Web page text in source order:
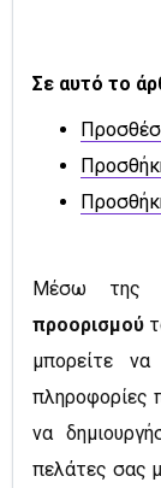
Σε αυτό το
Μέσω της
προορισμού
μπορείτε να
πληροφορίες
να
πελάτες σας